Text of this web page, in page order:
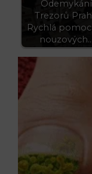
Odemykání
Trezorů
Rychlá
nouzových…